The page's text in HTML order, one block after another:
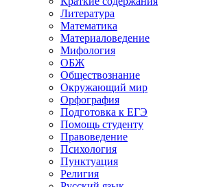
Литература
Математика
Материаловедение
Мифология
ОБЖ
Обществознание
Окружающий мир
Орфография
Подготовка к ЕГЭ
Помощь студенту
Правоведение
Психология
Пунктуация
Религия